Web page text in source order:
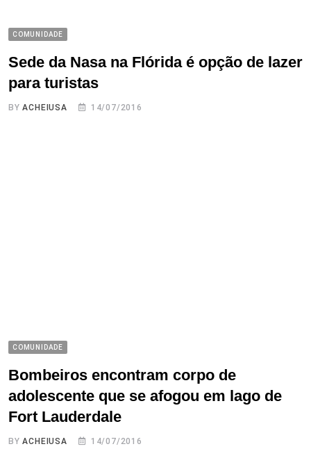
COMUNIDADE
Sede da Nasa na Flórida é opção de lazer
para turistas
BYACHEIUSA 14/07/2016
COMUNIDADE
Bombeiros encontram corpo de
adolescente que se afogou em lago de
Fort Lauderdale
BYACHEIUSA 14/07/2016